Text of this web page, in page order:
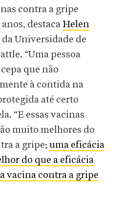
contra a gripe
destaca Helen
Universidade de
“Uma pessoa
que não
à contida na
até certo
“E essas vacinas
muito melhores do
a gripe; uma eficácia
do que a eficácia
vacina contra a gripe